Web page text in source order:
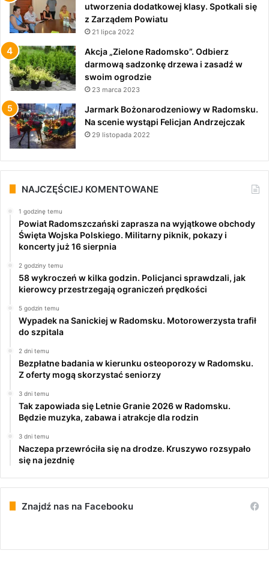
utworzenia dodatkowej klasy. Spotkali się
z Zarządem Powiatu
21 lipca 2022
Akcja „Zielone Radomsko”. Odbierz
darmową sadzonkę drzewa i zasadź w
swoim ogrodzie
23 marca 2023
Jarmark Bożonarodzeniowy w Radomsku.
Na scenie wystąpi Felicjan Andrzejczak
29 listopada 2022
NAJCZĘŚCIEJ KOMENTOWANE
1 godzinę temu
Powiat Radomszczański zaprasza na wyjątkowe obchody
Święta Wojska Polskiego. Militarny piknik, pokazy i
koncerty już 16 sierpnia
2 godziny temu
58 wykroczeń w kilka godzin. Policjanci sprawdzali, jak
kierowcy przestrzegają ograniczeń prędkości
5 godzin temu
Wypadek na Sanickiej w Radomsku. Motorowerzysta trafił
do szpitala
2 dni temu
Bezpłatne badania w kierunku osteoporozy w Radomsku.
Z oferty mogą skorzystać seniorzy
3 dni temu
Tak zapowiada się Letnie Granie 2026 w Radomsku.
Będzie muzyka, zabawa i atrakcje dla rodzin
3 dni temu
Naczepa przewróciła się na drodze. Kruszywo rozsypało
się na jezdnię
Znajdź nas na Facebooku